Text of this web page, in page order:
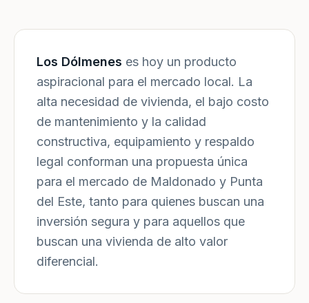
Los Dólmenes es hoy un producto
aspiracional para el mercado local. La
alta necesidad de vivienda, el bajo costo
de mantenimiento y la calidad
constructiva, equipamiento y respaldo
legal conforman una propuesta única
para el mercado de Maldonado y Punta
del Este, tanto para quienes buscan una
inversión segura y para aquellos que
buscan una vivienda de alto valor
diferencial.